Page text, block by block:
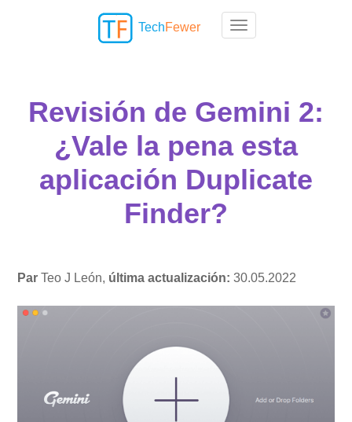
Toggle navigation
TechFewer
Revisión de Gemini 2:
¿Vale la pena esta
aplicación Duplicate
Finder?
Par Teo J León, última actualización:30.05.2022